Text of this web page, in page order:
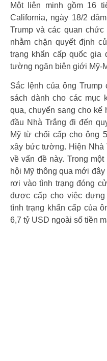
Một liên minh gồm 16
California, ngày 18/2
Trump và các quan
nhằm chặn quyết định
trạng khẩn cấp quốc gia
tường ngăn biên giới Mỹ-
Sắc lệnh của ông
sách dành cho các mục
qua, chuyển sang cho
đầu Nhà Trắng đi đến
Mỹ từ chối cấp cho ông
xây bức tường. Hiện Nhà
về vấn đề này. Trong
hội Mỹ thông qua mới
rơi vào tình trạng đóng
được cấp cho việc
tình trạng khẩn cấp của
6,7 tỷ USD ngoài số tiền